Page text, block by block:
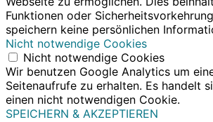
Funktionen oder
speichern keine persönlichen
Nicht notwendige Cookies
Nicht notwendige Cookies
Wir benutzen Google Analytics um
Seitenaufrufe zu erhalten. Es handelt
einen nicht notwendigen Cookie.
SPEICHERN & AKZEPTIEREN